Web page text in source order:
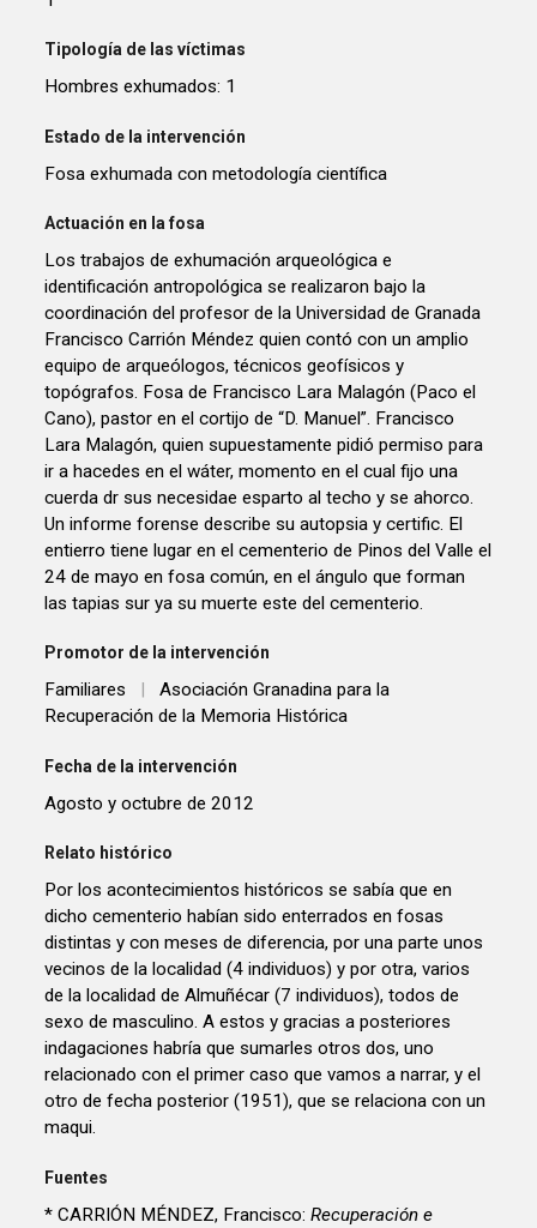
Tipología de las víctimas
Hombres exhumados: 1
Estado de la intervención
Fosa exhumada con metodología científica
Actuación en la fosa
Los trabajos de exhumación arqueológica e
identificación antropológica se realizaron bajo la
coordinación del profesor de la Universidad de Granada
Francisco Carrión Méndez quien contó con un amplio
equipo de arqueólogos, técnicos geofísicos y
topógrafos. Fosa de Francisco Lara Malagón (Paco el
Cano), pastor en el cortijo de “D. Manuel”. Francisco
Lara Malagón, quien supuestamente pidió permiso para
ir a hacedes en el wáter, momento en el cual fijo una
cuerda dr sus necesidae esparto al techo y se ahorco.
Un informe forense describe su autopsia y certific. El
entierro tiene lugar en el cementerio de Pinos del Valle el
24 de mayo en fosa común, en el ángulo que forman
las tapias sur ya su muerte este del cementerio.
Promotor de la intervención
Familiares
Asociación Granadina para la
Recuperación de la Memoria Histórica
Fecha de la intervención
Agosto y octubre de 2012
Relato histórico
Por los acontecimientos históricos se sabía que en
dicho cementerio habían sido enterrados en fosas
distintas y con meses de diferencia, por una parte unos
vecinos de la localidad (4 individuos) y por otra, varios
de la localidad de Almuñécar (7 individuos), todos de
sexo de masculino. A estos y gracias a posteriores
indagaciones habría que sumarles otros dos, uno
relacionado con el primer caso que vamos a narrar, y el
otro de fecha posterior (1951), que se relaciona con un
maqui.
Fuentes
* CARRIÓN MÉNDEZ, Francisco:Recuperación e